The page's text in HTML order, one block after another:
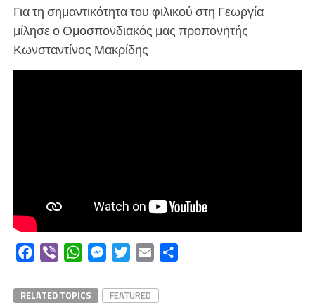
Για τη σημαντικότητα του φιλικού στη Γεωργία
μίλησε ο Ομοσπονδιακός μας προπονητής
Κωνσταντίνος Μακρίδης
Facebook
Viber WhatsAppMessengerTwitterEmail
RELATED TOPICS FEATURED